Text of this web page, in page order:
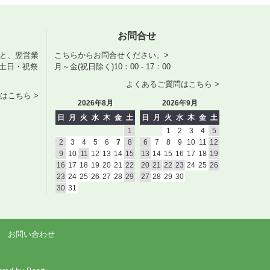
、翌営業
日・祝祭
こちら >
お問合せ
こちらからお問合せください。>
月～金(祝日除く)10：00 - 17：00
よくあるご質問はこちら >
2026年8月
日
月 火 水 木 金 土
1
2
3 4 5 6 7
8
9
10 11 12 13 14 15
16 17 18 19 20 21 22
23 24 25 26 27 28 29
30 31
2026年9月
日
月 火 水 木 金 土
1
2 3 4
5
6
7 8 9 10 11 12
13 14 15 16 17 18 19
20 21 22 23 24 25 26
27 28 29 30
お問い合わせ